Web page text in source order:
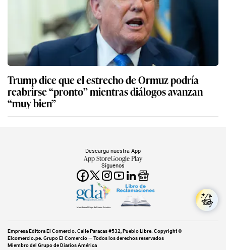
Trump dice que el estrecho de Ormuz podría
reabrirse “pronto” mientras diálogos avanzan
“muy bien”
Síguenos
Descarga nuestra App
App StoreGoogle Play
Miembro del Grupo de Diarios América
Empresa Editora El Comercio. Calle Paracas #532, Pueblo Libre. Copyright ©
Elcomercio.pe. Grupo El Comercio — Todos los derechos reservados
Miembro del Grupo de Diarios América